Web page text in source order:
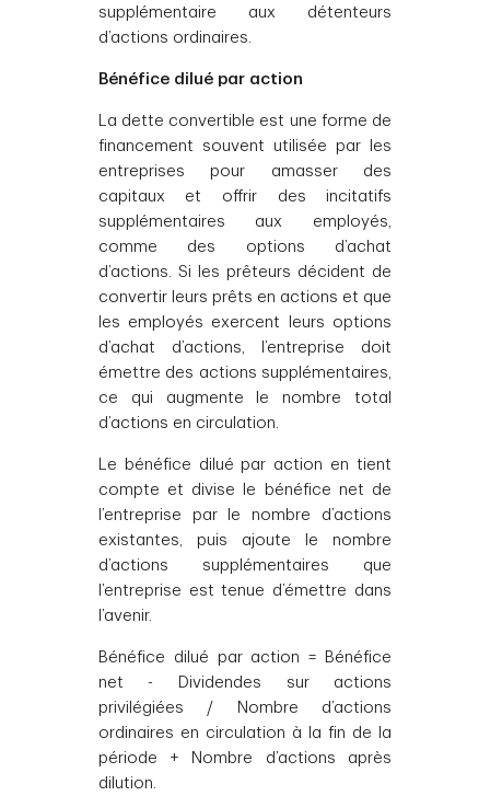
supplémentaire aux détenteurs
d’actions ordinaires.
Bénéfice dilué par action
La dette convertible est une forme de
financement souvent utilisée par les
entreprises pour amasser des
capitaux et offrir des incitatifs
supplémentaires aux employés,
comme des options d’achat
d’actions. Si les prêteurs décident de
convertir leurs prêts en actions et que
les employés exercent leurs options
d’achat d’actions, l’entreprise doit
émettre des actions supplémentaires,
ce qui augmente le nombre total
d’actions en circulation.
Le bénéfice dilué par action en tient
compte et divise le bénéfice net de
l’entreprise par le nombre d’actions
existantes, puis ajoute le nombre
d’actions supplémentaires que
l’entreprise est tenue d’émettre dans
l’avenir.
Bénéfice dilué par action = Bénéfice
net - Dividendes sur actions
privilégiées / Nombre d’actions
ordinaires en circulation à la fin de la
période + Nombre d’actions après
dilution.